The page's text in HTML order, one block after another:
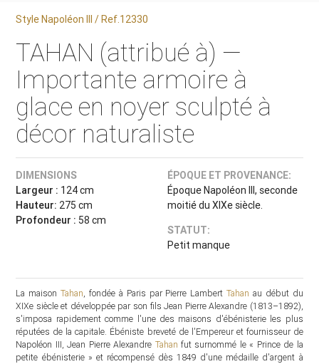
Style Napoléon III / Ref.12330
TAHAN (attribué à) —
Importante armoire à
glace en noyer sculpté à
décor naturaliste
DIMENSIONS
Largeur : 124 cm
Hauteur: 275 cm
Profondeur : 58 cm
ÉPOQUE ET PROVENANCE:
Époque Napoléon III, seconde
moitié du XIXe siècle.
STATUT:
Petit manque
La maisonTahan, fondée à Paris par Pierre LambertTahan au début du
XIXe siècle et développée par son fils Jean Pierre Alexandre (1813–1892),
s'imposa rapidement comme l'une des maisons d'ébénisterie les plus
réputées de la capitale. Ébéniste breveté de l'Empereur et fournisseur de
Napoléon III, Jean Pierre Alexandre Tahan fut surnommé le « Prince de la
petite ébénisterie » et récompensé dès 1849 d'une médaille d'argent à